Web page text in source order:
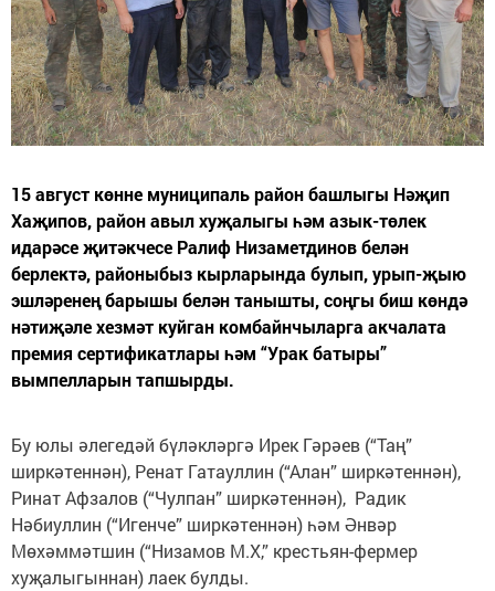
15 август көнне муниципаль район башлыгы Нәҗип
Хаҗипов, район авыл хуҗалыгы һәм азык-төлек
идарәсе җитәкчесе Ралиф Низаметдинов белән
берлектә, районыбыз кырларында булып, урып-җыю
эшләренең барышы белән танышты, соңгы биш көндә
нәтиҗәле хезмәт куйган комбайнчыларга акчалата
премия сертификатлары һәм “Урак батыры”
вымпелларын тапшырды.
Бу юлы әлегедәй бүләкләргә Ирек Гәрәев (“Таң”
ширкәтеннән), Ренат Гатауллин (“Алан” ширкәтеннән),
Ринат Афзалов (“Чулпан” ширкәтеннән), Радик
Нәбиуллин (“Игенче” ширкәтеннән) һәм Әнвәр
Мөхәммәтшин (“Низамов М.Х,” крестьян-фермер
хуҗалыгыннан) лаек булды.